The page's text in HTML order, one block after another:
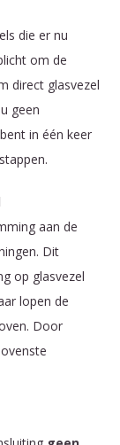
die er nu
om de
direct glasvezel
geen
in één keer
aan de
Dit
op glasvezel
lopen de
Door